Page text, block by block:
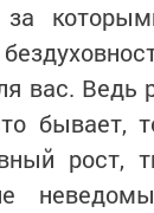
за
вас. Ведь
бывает,
рост,